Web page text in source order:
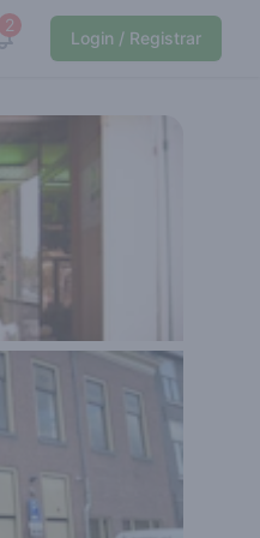
2
View notifications
Login / Registrar